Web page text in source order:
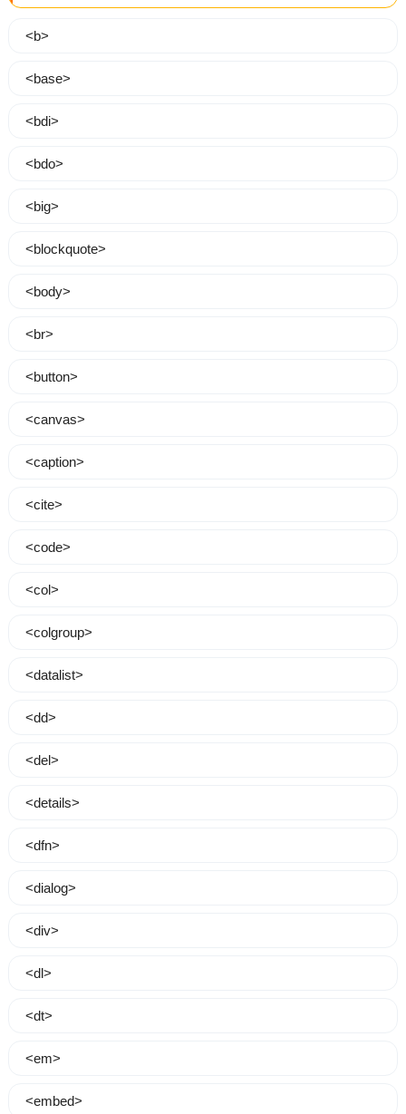
<b>
<base>
<bdi>
<bdo>
<big>
<blockquote>
<body>
<br>
<button>
<canvas>
<caption>
<cite>
<code>
<col>
<colgroup>
<datalist>
<dd>
<del>
<details>
<dfn>
<dialog>
<div>
<dl>
<dt>
<em>
<embed>